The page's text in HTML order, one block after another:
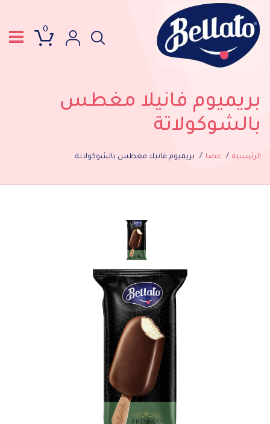
0
بريميوم فانيلا مغطس
بالشوكولاتة
الرئيسية عصا بريميوم فانيلا مغطس بالشوكولاتة